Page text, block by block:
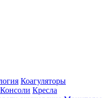
Коагуляторы
Консоли Кресла